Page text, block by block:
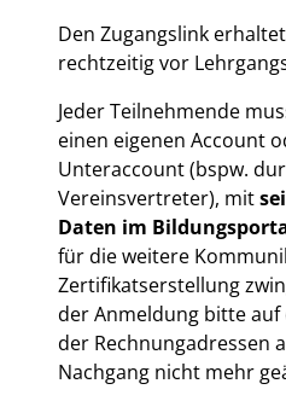
Den Zugangslink
rechtzeitig vor
Jeder Teilnehmende
einen eigenen Account
Unteraccount (bspw.
Vereinsvertreter), mit
Daten im
für die weitere
Zertifikatserstellung
der Anmeldung bitte
der Rechnungadressen
Nachgang nicht mehr